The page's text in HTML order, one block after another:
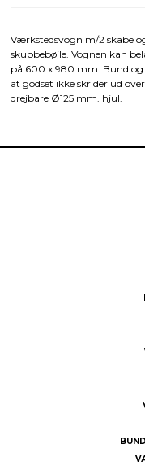
Værkstedsvogn m/2 skabe
skubbebøjle. Vognen kan
på 600 x 980 mm. Bund og
at godset ikke skrider ud
drejbare Ø125 mm. hjul.